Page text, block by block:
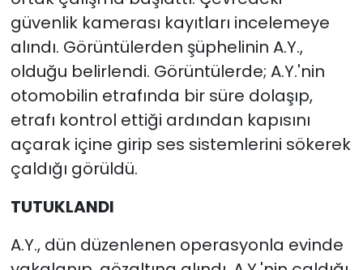
güvenlik kamerası kayıtları incelemeye
alındı. Görüntülerden şüphelinin A.Y.,
olduğu belirlendi. Görüntülerde; A.Y.'nin
otomobilin etrafında bir süre dolaşıp,
etrafı kontrol ettiği ardından kapısını
açarak içine girip ses sistemlerini sökerek
çaldığı görüldü.
TUTUKLANDI
A.Y., dün düzenlenen operasyonla evinde